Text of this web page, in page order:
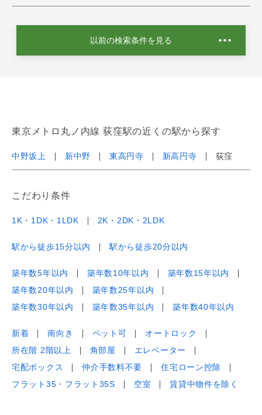
以前の検索条件を見る
東京メトロ丸ノ内線 荻窪駅の近くの駅から探す
中野坂上 新中野 東高円寺 新高円寺 荻窪
こだわり条件
1K・1DK・1LDK 2K・2DK・2LDK
駅から徒歩15分以内 駅から徒歩20分以内
築年数5年以内 築年数10年以内
築年数15年以内
築年数20年以内
築年数25年以内
築年数30年以内
築年数35年以内 築年数40年以内
新着 南向き ペット可
オートロック
所在階 2階以上
角部屋
エレベーター
宅配ボックス
仲介手数料不要
住宅ローン控除
フラット35・フラット35S
空室 賃貸中物件を除く